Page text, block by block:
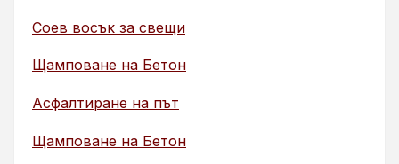
Соев восък за свещи
Щамповане на Бетон
Асфалтиране на път
Щамповане на Бетон